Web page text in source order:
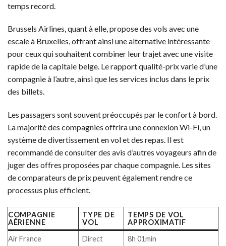
temps record.
Brussels Airlines, quant à elle, propose des vols avec une
escale à Bruxelles, offrant ainsi une alternative intéressante
pour ceux qui souhaitent combiner leur trajet avec une visite
rapide de la capitale belge. Le rapport qualité-prix varie d’une
compagnie à l’autre, ainsi que les services inclus dans le prix
des billets.
Les passagers sont souvent préoccupés par le confort à bord.
La majorité des compagnies offrira une connexion Wi-Fi, un
système de divertissement en vol et des repas. Il est
recommandé de consulter des avis d’autres voyageurs afin de
juger des offres proposées par chaque compagnie. Les sites
de comparateurs de prix peuvent également rendre ce
processus plus efficient.
COMPAGNIE
AÉRIENNE
TYPE DE
VOL
TEMPS DE VOL
APPROXIMATIF
Air France
Direct
8h 01min